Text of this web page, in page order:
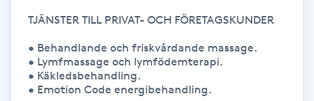
Hot Stone Massage
Hot yoga
Hudföryngring
TJÄNSTER TILL PRIVAT- OCH FÖRETAGSKUNDER
• Behandlande och friskvårdande massage.
• Lymfmassage och lymfödemterapi.
• Käkledsbehandling.
• Emotion Code energibehandling.